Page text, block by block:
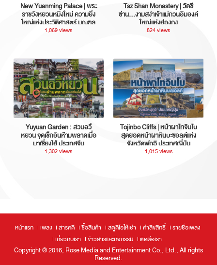
New Yuanming Palace | พระ
ราชวังหยวนหมิงใหม่ ความยิ่ง
ใหญ่แห่งประวัติศาสตร์ มณฑล
กวางตุ้ง ประเทศจีน
1,069 views
Tsz Shan Monastery | วัดซี
ซ่าน…งามสง่าเจ้าแม่กวนอิมองค์
ใหญ่แห่งฮ่องกง
824 views
Yuyuan Garden : สวนอวี้
หยวน จุดเช็กอินห้ามพลาดเมื่อ
มาเซี่ยงไฮ้ ประเทศจีน
1,302 views
Tojinbo Cliffs | หน้าผาโทจินโบ
สุดยอดหน้าผาหินบะซอลต์แห่ง
จังหวัดฟุกุอิ ประเทศญี่ปุ่น
1,015 views
หน้าแรก เพลง สารคดี ซื้อสินค้า สตูดิโอให้เช่า ค่าลิขสิทธิ์
รายชื่อเพลง
เกี่ยวกับเรา
ข่าวสารและกิจกรรม ติดต่อเรา
Copyright ® 2016, Rose Media and Entertainment Co., Ltd., All rights
Reserved.